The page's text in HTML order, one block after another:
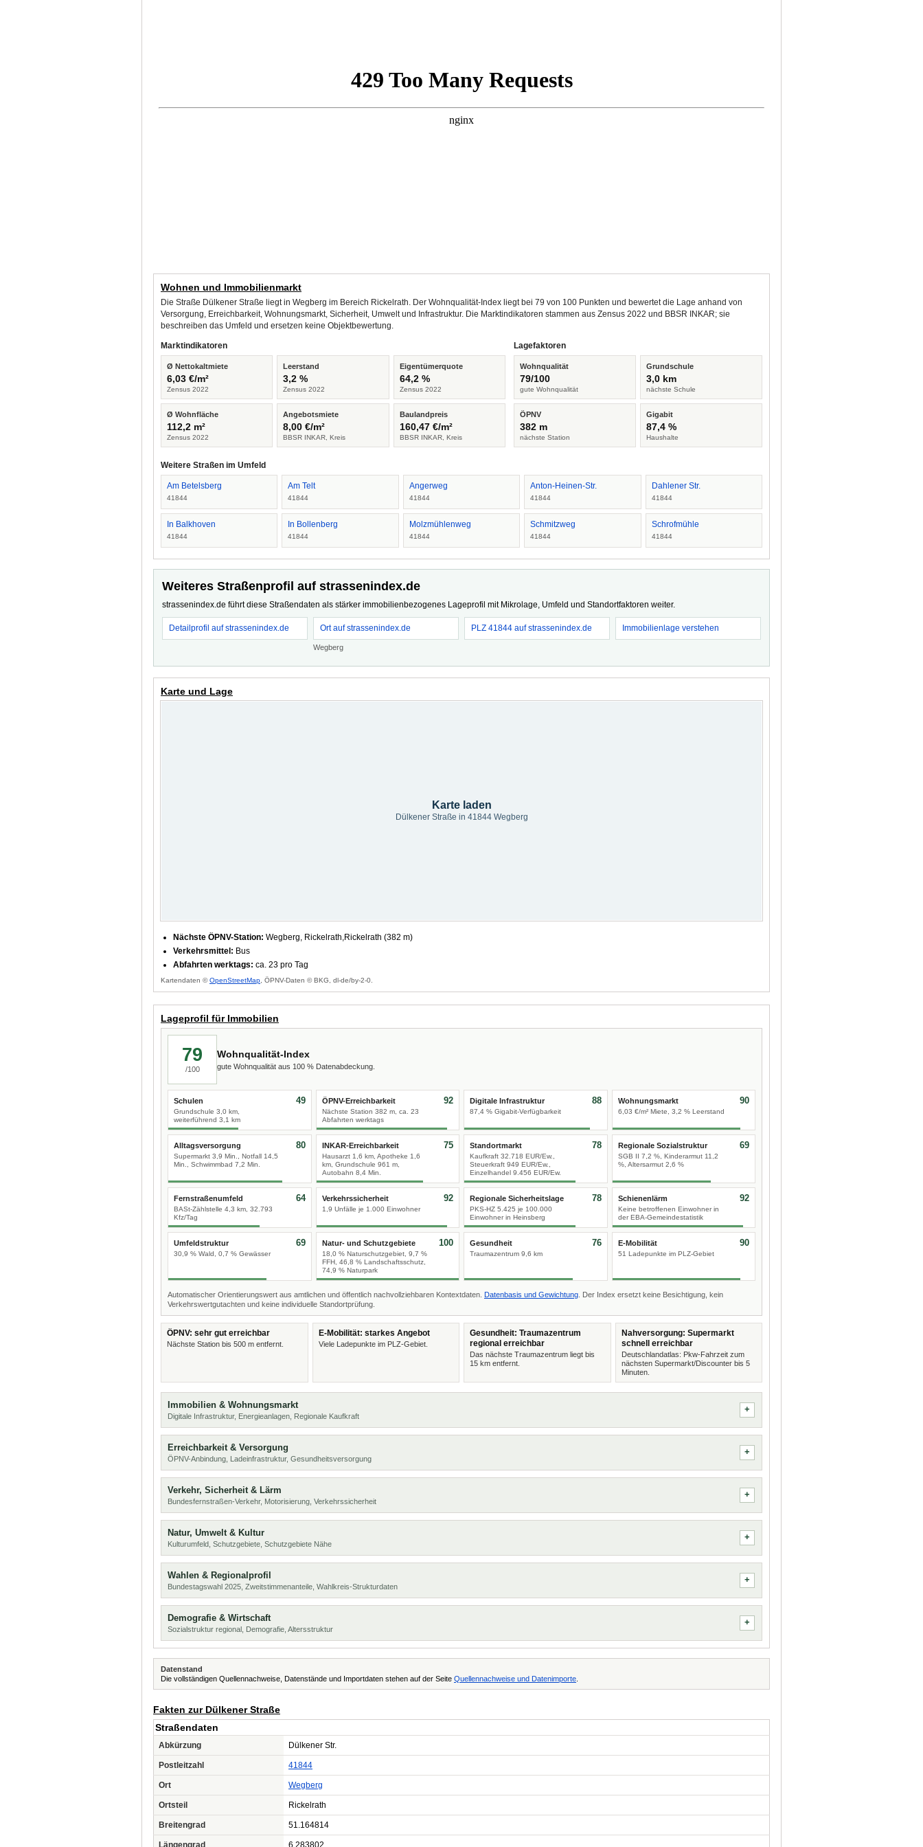
Wohnen und Immobilienmarkt
Die Straße Dülkener Straße liegt in Wegberg im Bereich Rickelrath. Der Wohnqualität-Index liegt bei 79 von 100 Punkten und bewertet die Lage anhand von
Versorgung, Erreichbarkeit, Wohnungsmarkt, Sicherheit, Umwelt und Infrastruktur. Die Marktindikatoren stammen aus Zensus 2022 und BBSR INKAR; sie
beschreiben das Umfeld und ersetzen keine Objektbewertung.
Marktindikatoren
Ø Nettokaltmiete
6,03 €/m²
Zensus 2022
Leerstand
3,2 %
Zensus 2022
Eigentümerquote
64,2 %
Zensus 2022
Ø Wohnfläche
112,2 m²
Zensus 2022
Angebotsmiete
8,00 €/m²
BBSR INKAR, Kreis
Baulandpreis
160,47 €/m²
BBSR INKAR, Kreis
Lagefaktoren
Wohnqualität
79/100
gute Wohnqualität
Grundschule
3,0 km
nächste Schule
ÖPNV
382 m
nächste Station
Gigabit
87,4 %
Haushalte
Weitere Straßen im Umfeld
Am Betelsberg
41844
Am Telt
41844
Angerweg
41844
Anton-Heinen-Str.
41844
Dahlener Str.
41844
In Balkhoven
41844
In Bollenberg
41844
Molzmühlenweg
41844
Schmitzweg
41844
Schrofmühle
41844
Weiteres Straßenprofil auf strassenindex.de
strassenindex.de führt diese Straßendaten als stärker immobilienbezogenes Lageprofil mit Mikrolage, Umfeld und Standortfaktoren weiter.
Detailprofil auf strassenindex.de Ort auf strassenindex.de
Wegberg
PLZ 41844 auf strassenindex.de Immobilienlage verstehen
Karte und Lage
Karte laden
Dülkener Straße in 41844 Wegberg
Nächste ÖPNV-Station: Wegberg, Rickelrath,Rickelrath (382 m)
Verkehrsmittel: Bus
Abfahrten werktags: ca. 23 pro Tag
Kartendaten ©OpenStreetMap , ÖPNV-Daten © BKG, dl-de/by-2-0.
Lageprofil für Immobilien
79
/100
Wohnqualität-Index
gute Wohnqualität aus 100 % Datenabdeckung.
Schulen
Grundschule 3,0 km,
weiterführend 3,1 km
49 ÖPNV-Erreichbarkeit
Nächste Station 382 m, ca. 23
Abfahrten werktags
92 Digitale Infrastruktur
87,4 % Gigabit-Verfügbarkeit
88 Wohnungsmarkt
6,03 €/m² Miete, 3,2 % Leerstand
90
Alltagsversorgung
Supermarkt 3,9 Min., Notfall 14,5
Min., Schwimmbad 7,2 Min.
80 INKAR-Erreichbarkeit
Hausarzt 1,6 km, Apotheke 1,6
km, Grundschule 961 m,
Autobahn 8,4 Min.
75 Standortmarkt
Kaufkraft 32.718 EUR/Ew.,
Steuerkraft 949 EUR/Ew.,
Einzelhandel 9.456 EUR/Ew.
78 Regionale Sozialstruktur
SGB II 7,2 %, Kinderarmut 11,2
%, Altersarmut 2,6 %
69
Fernstraßenumfeld
BASt-Zählstelle 4,3 km, 32.793
Kfz/Tag
64 Verkehrssicherheit
1,9 Unfälle je 1.000 Einwohner
92 Regionale Sicherheitslage
PKS-HZ 5.425 je 100.000
Einwohner in Heinsberg
78 Schienenlärm
Keine betroffenen Einwohner in
der EBA-Gemeindestatistik
92
Umfeldstruktur
30,9 % Wald, 0,7 % Gewässer
69 Natur- und Schutzgebiete
18,0 % Naturschutzgebiet, 9,7 %
FFH, 46,8 % Landschaftsschutz,
74,9 % Naturpark
100 Gesundheit
Traumazentrum 9,6 km
76 E-Mobilität
51 Ladepunkte im PLZ-Gebiet
90
Automatischer Orientierungswert aus amtlichen und öffentlich nachvollziehbaren Kontextdaten. Datenbasis und Gewichtung . Der Index ersetzt keine Besichtigung, kein
Verkehrswertgutachten und keine individuelle Standortprüfung.
ÖPNV: sehr gut erreichbar
Nächste Station bis 500 m entfernt.
E-Mobilität: starkes Angebot
Viele Ladepunkte im PLZ-Gebiet.
Gesundheit: Traumazentrum
regional erreichbar
Das nächste Traumazentrum liegt bis
15 km entfernt.
Nahversorgung: Supermarkt
schnell erreichbar
Deutschlandatlas: Pkw-Fahrzeit zum
nächsten Supermarkt/Discounter bis 5
Minuten.
Immobilien & Wohnungsmarkt
Digitale Infrastruktur, Energieanlagen, Regionale Kaufkraft
Erreichbarkeit & Versorgung
ÖPNV-Anbindung, Ladeinfrastruktur, Gesundheitsversorgung
Verkehr, Sicherheit & Lärm
Bundesfernstraßen-Verkehr, Motorisierung, Verkehrssicherheit
Natur, Umwelt & Kultur
Kulturumfeld, Schutzgebiete, Schutzgebiete Nähe
Wahlen & Regionalprofil
Bundestagswahl 2025, Zweitstimmenanteile, Wahlkreis-Strukturdaten
Demografie & Wirtschaft
Sozialstruktur regional, Demografie, Altersstruktur
Datenstand
Die vollständigen Quellennachweise, Datenstände und Importdaten stehen auf der Seite Quellennachweise und Datenimporte
Fakten zur Dülkener Straße
Straßendaten
Abkürzung Dülkener Str.
Postleitzahl 41844
Ort Wegberg
Ortsteil Rickelrath
Breitengrad 51.164814
Längengrad 6.283802